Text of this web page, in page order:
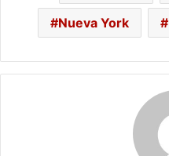
Nueva York